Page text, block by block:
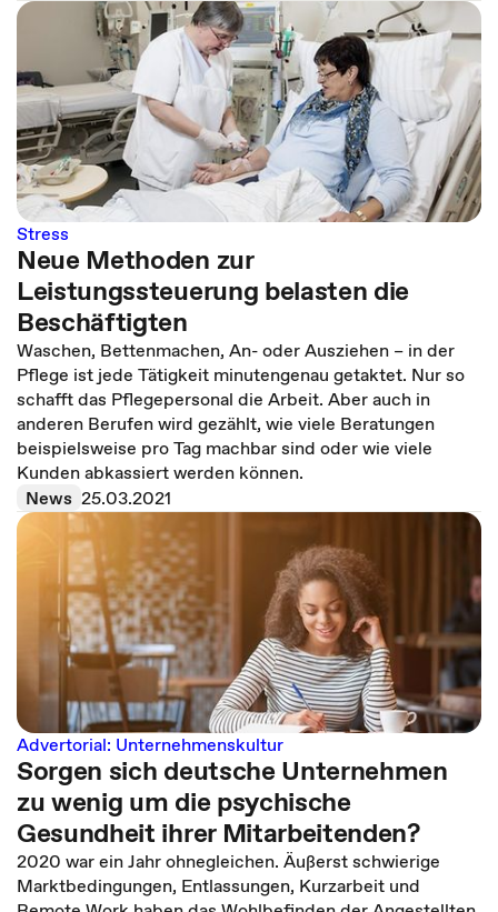
Stress
Neue Methoden zur
Leistungssteuerung belasten die
Beschäftigten
Waschen, Bettenmachen, An- oder Ausziehen – in der
Pflege ist jede Tätigkeit minutengenau getaktet. Nur so
schafft das Pflegepersonal die Arbeit. Aber auch in
anderen Berufen wird gezählt, wie viele Beratungen
beispielsweise pro Tag machbar sind oder wie viele
Kunden abkassiert werden können.
News 25.03.2021
Advertorial: Unternehmenskultur
Sorgen sich deutsche Unternehmen
zu wenig um die psychische
Gesundheit ihrer Mitarbeitenden?
2020 war ein Jahr ohnegleichen. Äußerst schwierige
Marktbedingungen, Entlassungen, Kurzarbeit und